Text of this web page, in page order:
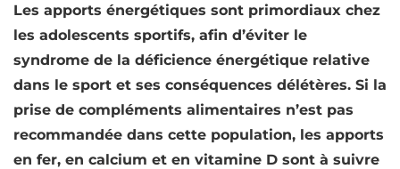
Les apports énergétiques sont primordiaux chez
les adolescents sportifs, afin d’éviter le
syndrome de la déficience énergétique relative
dans le sport et ses conséquences délétères. Si la
prise de compléments alimentaires n’est pas
recommandée dans cette population, les apports
en fer, en calcium et en vitamine D sont à suivre